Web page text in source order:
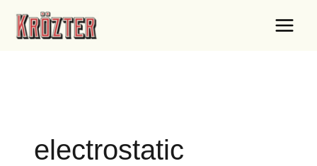
content
electrostatic